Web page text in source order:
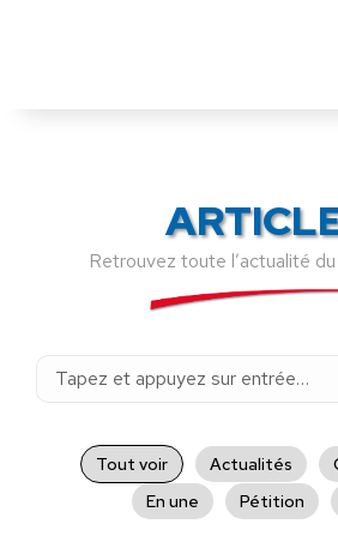
Retrouvez toute l’actualité
Recherche
Tout voir Actualités
En une
Pétition